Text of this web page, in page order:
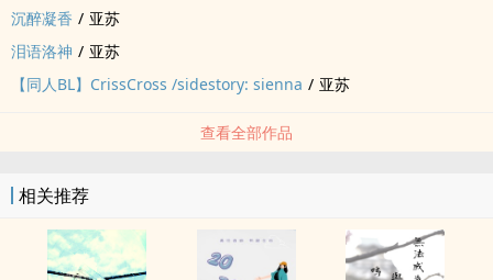
沉醉凝香 / 亚苏
泪语洛神 / 亚苏
【‎‌‍同‌‎‌人‎BL】CrissCross /sidestory: sienna / 亚苏
查看全部作品
相关推荐